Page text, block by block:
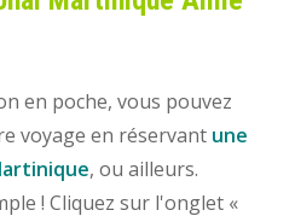
en poche, vous pouvez
voyage en réservant une
, ou ailleurs.
! Cliquez sur l'onglet «